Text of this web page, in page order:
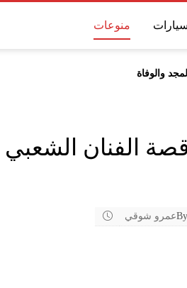
منوعات
والوفاة
الفنان الشعبي
Byعمرو شوقي